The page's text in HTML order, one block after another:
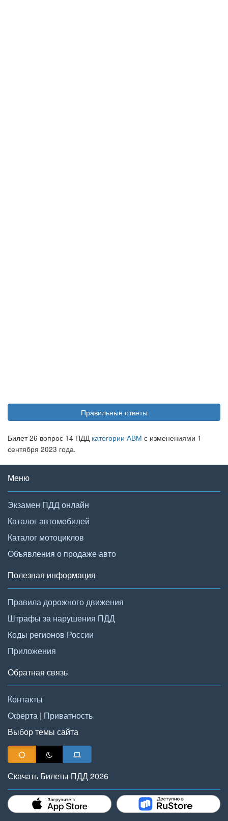
Правильные ответы
Билет 26 вопрос 14 ПДД категории АВМ с изменениями 1
сентября 2023 года.
Меню
Экзамен ПДД онлайн
Каталог автомобилей
Каталог мотоциклов
Объявления о продаже авто
Полезная информация
Правила дорожного движения
Штрафы за нарушения ПДД
Коды регионов России
Приложения
Обратная связь
Контакты
Оферта | Приватность
Выбор темы сайта
Скачать Билеты ПДД 2026